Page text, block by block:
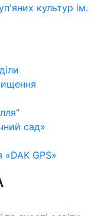
культур ім.
сад»
GPS»